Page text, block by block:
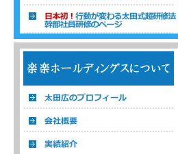
温浴経営コンサルタント 株式会社楽楽ホ